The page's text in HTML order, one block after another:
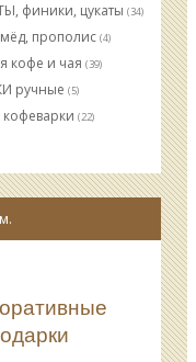
финики, цукаты (34)
прополис (4)
кофе и чая (39)
ручные (5)
(22)